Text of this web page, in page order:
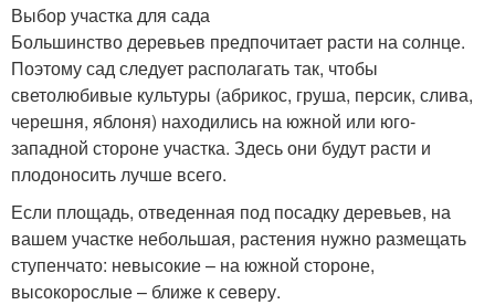
Выбор участка для сада
Большинство деревьев предпочитает расти на солнце.
Поэтому сад следует располагать так, чтобы
светолюбивые культуры (абрикос, груша, персик, слива,
черешня, яблоня) находились на южной или юго-
западной стороне участка. Здесь они будут расти и
плодоносить лучше всего.
Если площадь, отведенная под посадку деревьев, на
вашем участке небольшая, растения нужно размещать
ступенчато: невысокие – на южной стороне,
высокорослые – ближе к северу.